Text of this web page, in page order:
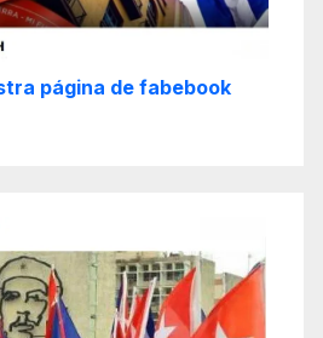
página de fabebook